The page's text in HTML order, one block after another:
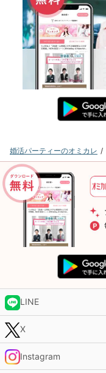
婚活パーティーのオミカレ
LINE
X
Instagram